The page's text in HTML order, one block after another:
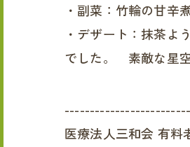
・副菜：竹輪の甘辛
・デザート：抹茶
でした。 素敵な
医療法人三和会 有料